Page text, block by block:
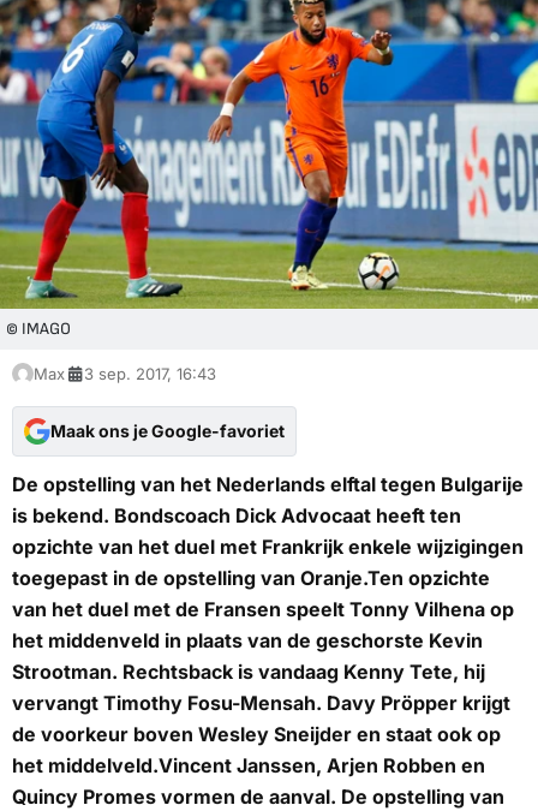
© IMAGO
Max 3 sep. 2017, 16:43
Maak ons je Google-favoriet
De opstelling van het Nederlands elftal tegen Bulgarije
is bekend. Bondscoach Dick Advocaat heeft ten
opzichte van het duel met Frankrijk enkele wijzigingen
toegepast in de opstelling van Oranje.Ten opzichte
van het duel met de Fransen speelt Tonny Vilhena op
het middenveld in plaats van de geschorste Kevin
Strootman. Rechtsback is vandaag Kenny Tete, hij
vervangt Timothy Fosu-Mensah. Davy Pröpper krijgt
de voorkeur boven Wesley Sneijder en staat ook op
het middelveld.Vincent Janssen, Arjen Robben en
Quincy Promes vormen de aanval. De opstelling van